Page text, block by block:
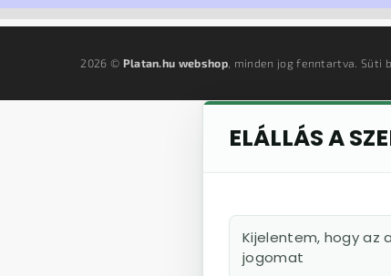
2026 © Platan.hu webshop , minden jog fenntartva.Süti
ELÁLLÁS A
Kijelentem, hogy az
jogomat